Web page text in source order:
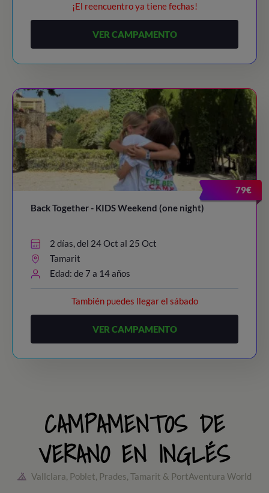
¡El reencuentro ya tiene fechas!
VER CAMPAMENTO
79€
Back Together - KIDS Weekend (one night)
2 días, del 24 Oct al 25 Oct
Tamarit
Edad: de 7 a 14 años
También puedes llegar el sábado
VER CAMPAMENTO
CAMPAMENTOS DE
VERANO EN INGLÉS
Vallclara, Poblet, Prades, Tamarit & PortAventura World